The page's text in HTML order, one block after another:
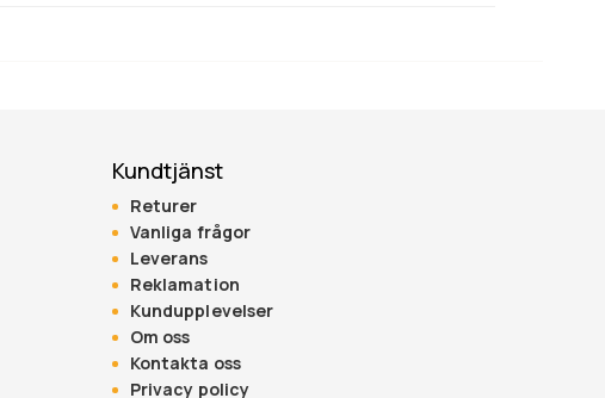
Kundtjänst
Returer
Vanliga frågor
Leverans
Reklamation
Kundupplevelser
Om oss
Kontakta oss
Privacy policy